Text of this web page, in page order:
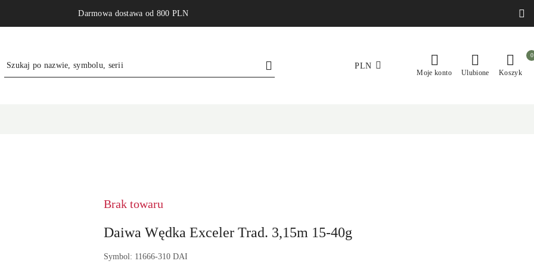
Darmowa dostawa od 800 PLN
PLN
Moje konto Ulubione Koszyk
0
GERMANY
GMBH
Brak towaru
Daiwa Wędka Exceler Trad. 3,15m 15-40g
Symbol: 11666-310 DAI